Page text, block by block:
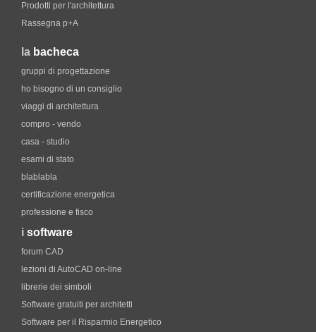
Prodotti per l'architettura
Rassegna p+A
la bacheca
gruppi di progettazione
ho bisogno di un consiglio
viaggi di architettura
compro - vendo
casa - studio
esami di stato
blablabla
certificazione energetica
professione e fisco
i software
forum CAD
lezioni di AutoCAD on-line
librerie dei simboli
Software gratuiti per architetti
Software per il Risparmio Energetico